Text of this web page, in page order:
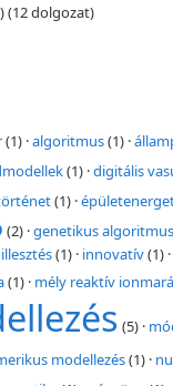
(12 dolgozat)
(1) ·algoritmus(1) ·
(1) ·digitális
(1) ·
(2) ·genetikus algoritmus
illesztés(1) · innovatív(1) ·
(1) · mély reaktív
(5) ·
modellezés(1) ·